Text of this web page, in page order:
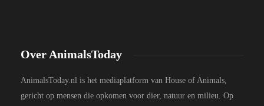
Over AnimalsToday
AnimalsToday.nl is het mediaplatform van House of Animals,
gericht op mensen die opkomen voor dier, natuur en milieu. Op